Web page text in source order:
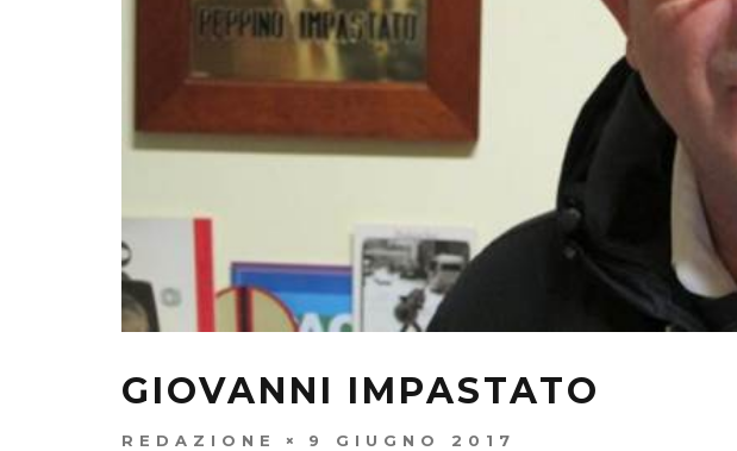
GIOVANNI IMPASTATO
REDAZIONE 9 GIUGNO 2017